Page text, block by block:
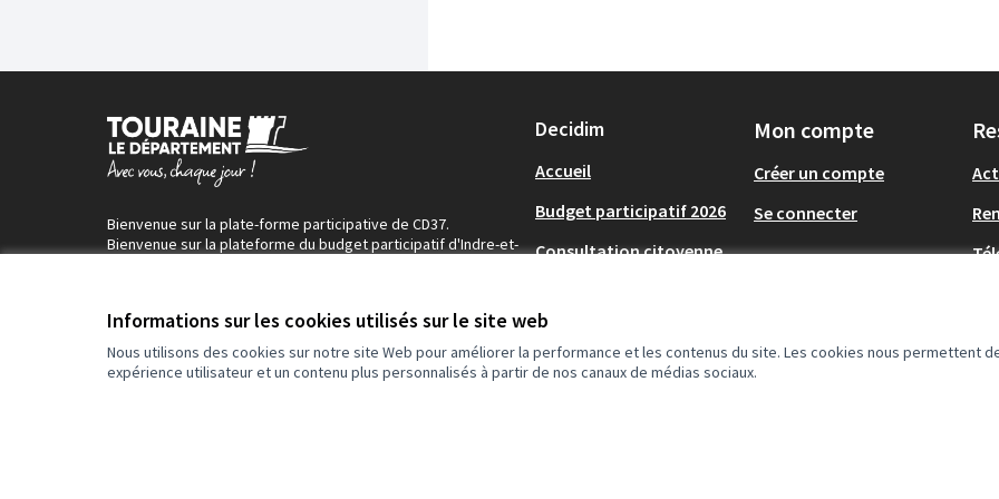
Informations sur les cookies utilisés sur le site web
Nous utilisons des cookies sur notre site Web pour améliorer la performance et les contenus du site. Les cookies nous permettent
expérience utilisateur et un contenu plus personnalisés à partir de nos canaux de médias sociaux.
Bienvenue sur la plate-forme participative de CD37.
Bienvenue sur la plateforme du budget participatif d'Indre-et-
Decidim
Accueil
Budget participatif 2026
Consultation citoyenne
Archives Budget
Participatif 2020, 2022 et
2024
Mon compte
Créer un compte
Se connecter